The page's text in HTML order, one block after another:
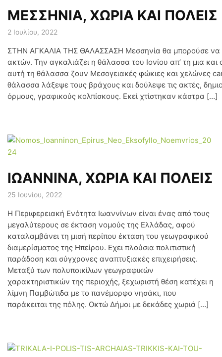
ΜΕΣΣΗΝΙΑ, ΧΩΡΙΑ ΚΑΙ ΠΟΛΕΙΣ
2 Ιουλίου, 2022
ΣΤΗΝ ΑΓΚΑΛΙΑ ΤΗΣ ΘΑΛΑΣΣΑΣΗ Μεσσηνία θα μπορούσε να
ακτών. Την αγκαλιάζει η θάλασσα του Ιονίου απ’ τη μια
αυτή τη θάλασσα ζουν Μεσογειακές φώκιες και χελώνες
θάλασσα λάξεψε τους βράχους και δούλεψε τις ακτές,
όρμους, γραφικούς κολπίσκους. Εκεί χτίστηκαν κάστρα […]
ΙΩΑΝΝΙΝΑ, ΧΩΡΙΑ ΚΑΙ ΠΟΛΕΙΣ
25 Ιουνίου, 2022
Η Περιφερειακή Ενότητα Ιωαννίνων είναι ένας από τους
μεγαλύτερους σε έκταση νομούς της Ελλάδας, αφού
καταλαμβάνει τη μισή περίπου έκταση του γεωγραφικού
διαμερίσματος της Ηπείρου. Εχει πλούσια πολιτιστική
παράδοση και σύγχρονες αναπτυξιακές επιχειρήσεις.
Μεταξύ των πολυποικίλων γεωγραφικών
χαρακτηριστικών της περιοχής, ξεχωριστή θέση κατέχει η
λίμνη Παμβώτιδα με το πανέμορφο νησάκι, που
παράκειται της πόλης. Οκτώ Δήμοι με δεκάδες χωριά […]